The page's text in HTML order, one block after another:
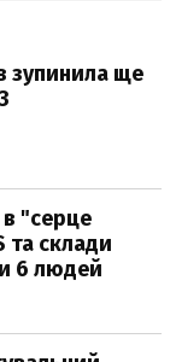
зупинила ще
в "серце
та склади
6 людей